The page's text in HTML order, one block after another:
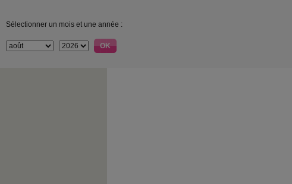
Sélectionner un mois et une année :